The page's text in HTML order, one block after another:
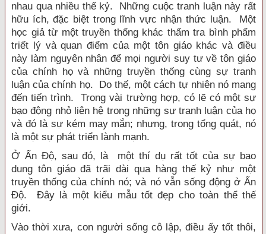
nhau qua nhiều thế kỷ. Những cuộc tranh luận này rất
hữu ích, đặc biệt trong lĩnh vực nhận thức luận. Một
học giả từ một truyền thống khác thẩm tra bình phẩm
triết lý và quan điểm của một tôn giáo khác và điều
này làm nguyên nhân để mọi người suy tư về tôn giáo
của chính họ và những truyền thống cùng sự tranh
luận của chính họ. Do thế, một cách tự nhiên nó mang
đến tiến trình. Trong vài trường hợp, có lẽ có một sự
bạo động nhỏ liên hệ trong những sự tranh luận của họ
và đó là sự kém may mắn; nhưng, trong tổng quát, nó
là một sự phát triển lành mạnh.
Ở Ấn Độ, sau đó, là một thí dụ rất tốt của sự bao
dung tôn giáo đã trãi dài qua hàng thế kỷ như một
truyền thống của chính nó; và nó vẫn sống động ở Ấn
Độ. Đây là một kiểu mẫu tốt đẹp cho toàn thể thế
giới.
Vào thời xưa, con người sống cô lập, điều ấy tốt thôi,